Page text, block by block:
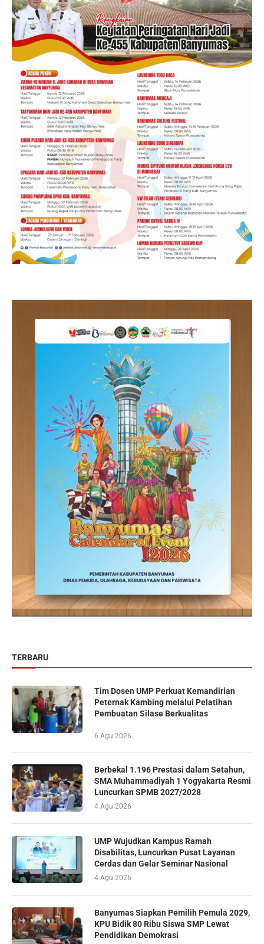
TERBARU
Tim Dosen UMP Perkuat Kemandirian
Peternak Kambing melalui Pelatihan
Pembuatan Silase Berkualitas
6 Agu 2026
Berbekal 1.196 Prestasi dalam Setahun,
SMA Muhammadiyah 1 Yogyakarta Resmi
Luncurkan SPMB 2027/2028
4 Agu 2026
UMP Wujudkan Kampus Ramah
Disabilitas, Luncurkan Pusat Layanan
Cerdas dan Gelar Seminar Nasional
4 Agu 2026
Banyumas Siapkan Pemilih Pemula 2029,
KPU Bidik 80 Ribu Siswa SMP Lewat
Pendidikan Demokrasi